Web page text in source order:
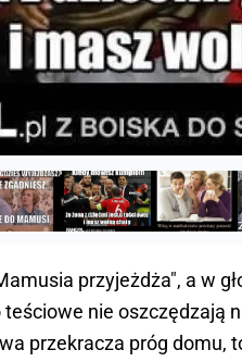
przyjeżdża", a w
teściowe nie oszczędzają
przekracza próg domu,